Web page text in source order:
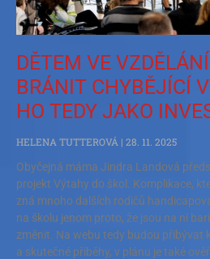
DĚTEM VE
BRÁNIT CHYBĚJÍCÍ
HO TEDY JAKO
HELENA TUTTEROVÁ
28. 11. 2025
Obyčejná máma Jindra Landová
projekt Výtahy do škol. Komplikace,
zná mnoho dalších rodičů
na školu jenom proto, že jsou na ní
změnit. Na webu tedy budou přibývat
a skutečné příběhy, v plánu je také